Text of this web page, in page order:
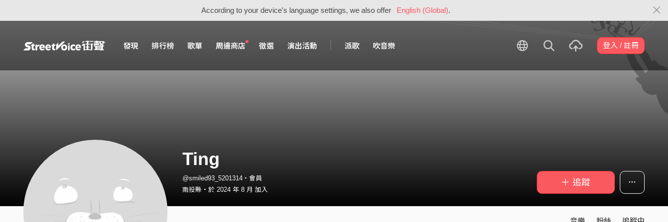
According to your device's language settings, we also offer English (Global).
發現 排行榜 歌單 周邊商店 徵選 演出活動 派歌 吹音樂 登入 / 註冊
Ting
@smiled93_5201314・會員
南投縣・於 2024 年 8 月 加入
＋ 追蹤